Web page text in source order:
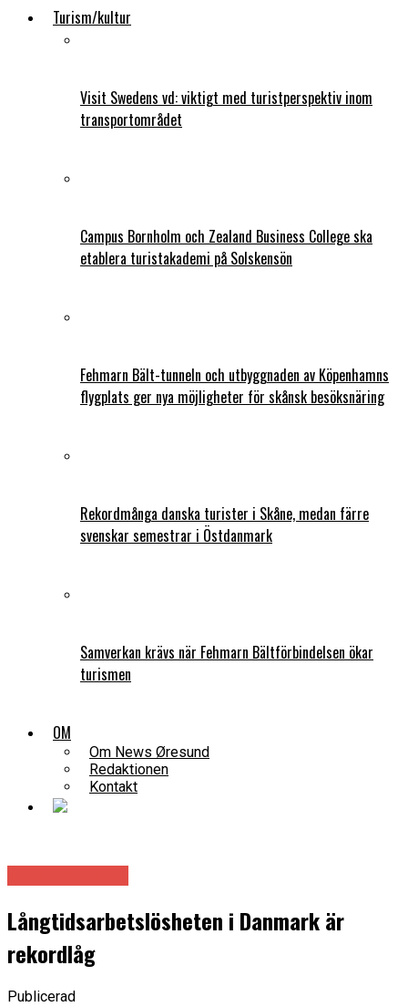
Turism/kultur
Visit Swedens vd: viktigt med turistperspektiv inom
transportområdet
Campus Bornholm och Zealand Business College ska
etablera turistakademi på Solskensön
Fehmarn Bält-tunneln och utbyggnaden av Köpenhamns
flygplats ger nya möjligheter för skånsk besöksnäring
Rekordmånga danska turister i Skåne, medan färre
svenskar semestrar i Östdanmark
Samverkan krävs när Fehmarn Bältförbindelsen ökar
turismen
OM
Om News Øresund
Redaktionen
Kontakt
Långtidsarbetslösheten i Danmark är
rekordlåg
Publicerad